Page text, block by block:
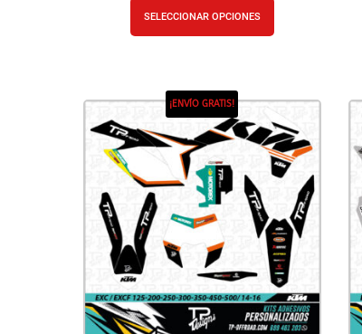
SELECCIONAR OPCIONES
¡ENVÍO GRATIS!